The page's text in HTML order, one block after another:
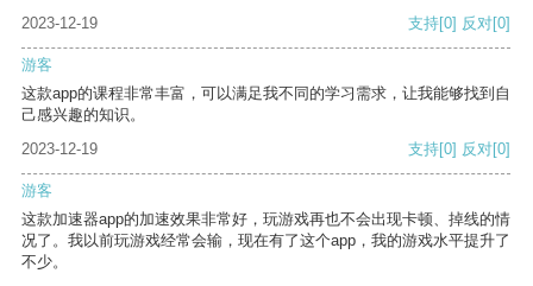
2023-12-19 支持[0] 反对[0]
游客
这款app的课程非常丰富，可以满足我不同的学习需求，让我能够找到自
己感兴趣的知识。
2023-12-19
支持[0] 反对[0]
游客
这款加速器app的加速效果非常好，玩游戏再也不会出现卡顿、掉线的情
况了。我以前玩游戏经常会输，现在有了这个app，我的游戏水平提升了
不少。